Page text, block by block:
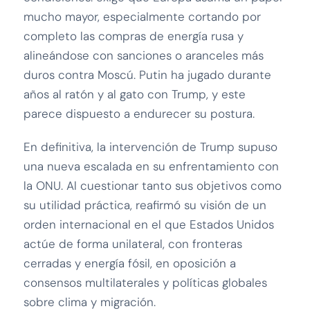
mucho mayor, especialmente cortando por
completo las compras de energía rusa y
alineándose con sanciones o aranceles más
duros contra Moscú. Putin ha jugado durante
años al ratón y al gato con Trump, y este
parece dispuesto a endurecer su postura.
En definitiva, la intervención de Trump supuso
una nueva escalada en su enfrentamiento con
la ONU. Al cuestionar tanto sus objetivos como
su utilidad práctica, reafirmó su visión de un
orden internacional en el que Estados Unidos
actúe de forma unilateral, con fronteras
cerradas y energía fósil, en oposición a
consensos multilaterales y políticas globales
sobre clima y migración.